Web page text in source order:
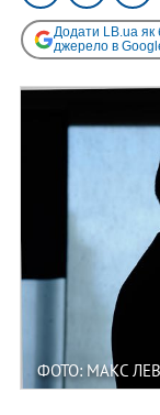
Додати LB.ua як
джерело в
ФОТО: МАКС